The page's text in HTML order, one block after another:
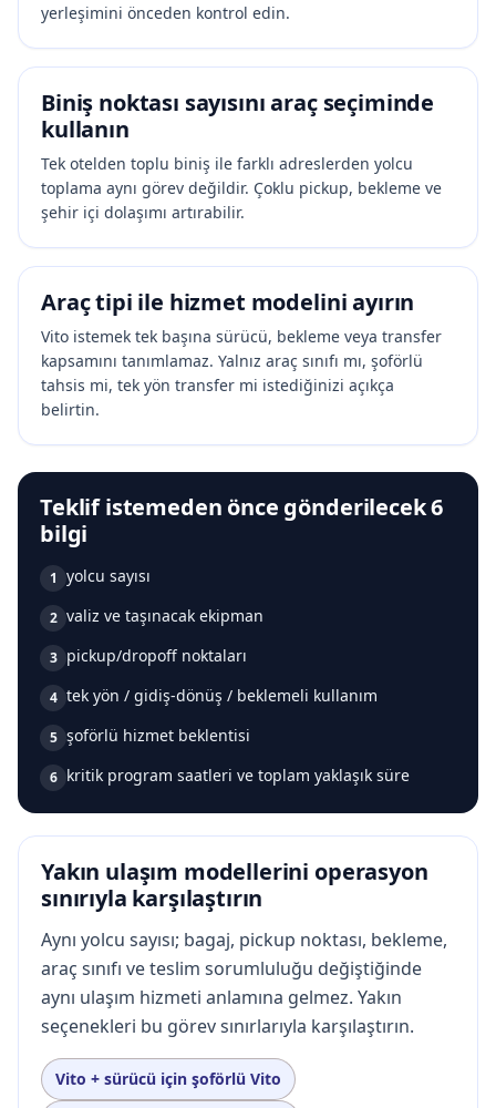
yerleşimini önceden kontrol edin.
Biniş noktası sayısını araç seçiminde
kullanın
Tek otelden toplu biniş ile farklı adreslerden yolcu
toplama aynı görev değildir. Çoklu pickup, bekleme ve
şehir içi dolaşımı artırabilir.
Araç tipi ile hizmet modelini ayırın
Vito istemek tek başına sürücü, bekleme veya transfer
kapsamını tanımlamaz. Yalnız araç sınıfı mı, şoförlü
tahsis mi, tek yön transfer mi istediğinizi açıkça
belirtin.
Teklif istemeden önce gönderilecek 6
bilgi
1 yolcu sayısı
2 valiz ve taşınacak ekipman
3 pickup/dropoff noktaları
4 tek yön / gidiş-dönüş / beklemeli kullanım
5 şoförlü hizmet beklentisi
6 kritik program saatleri ve toplam yaklaşık süre
Yakın ulaşım modellerini operasyon
sınırıyla karşılaştırın
Aynı yolcu sayısı; bagaj, pickup noktası, bekleme,
araç sınıfı ve teslim sorumluluğu değiştiğinde
aynı ulaşım hizmeti anlamına gelmez. Yakın
seçenekleri bu görev sınırlarıyla karşılaştırın.
Vito + sürücü için şoförlü Vito